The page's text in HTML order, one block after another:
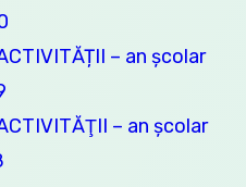
– an școlar
– an şcolar